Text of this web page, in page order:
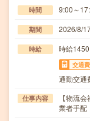
時間 9:00～
期間 2026/8/
時給 時給
交通費
通勤交通
仕事内容
【物流
業者手配